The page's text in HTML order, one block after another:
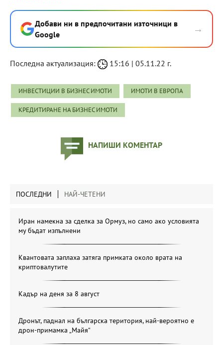
Добави ни в предпочитани източници в
Google
→
Последна актуализация: 15:16 | 05.11.22 г.
ИНВЕСТИЦИИ В БИЗНЕС ИМОТИ ИМОТИ В ЕВРОПА
КРЕДИТИРАНЕ НА БИЗНЕС ИМОТИ
НАПИШИ КОМЕНТАР
ПОСЛЕДНИ НАЙ-ЧЕТЕНИ
Иран намекна за сделка за Ормуз, но само ако условията
му бъдат изпълнени
Квантовата заплаха затяга примката около врата на
криптовалутите
Кадър на деня за 8 август
Дронът, паднал на българска територия, най-вероятно е
дрон-примамка „Майя“